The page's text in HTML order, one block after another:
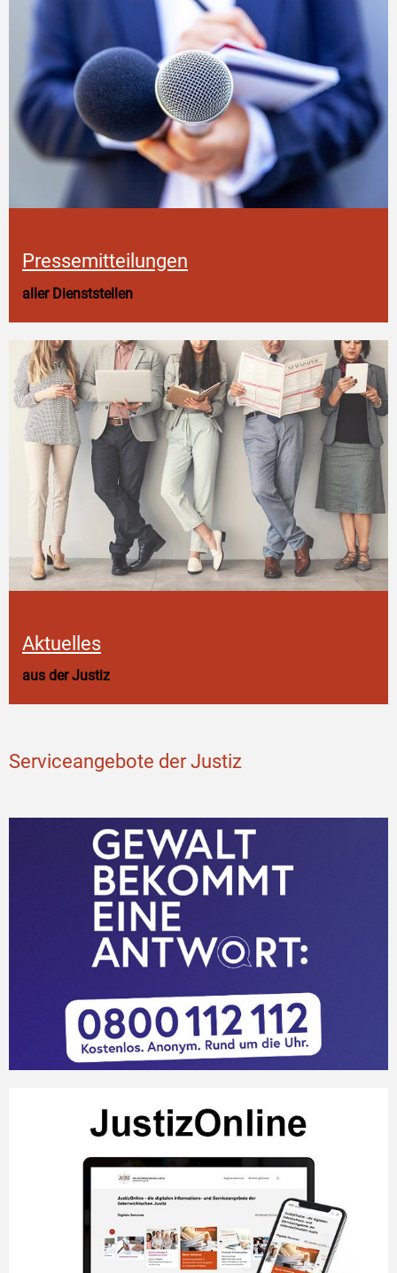
Pressemitteilungen
aller Dienststellen
Aktuelles
aus der Justiz
Serviceangebote der Justiz